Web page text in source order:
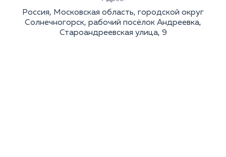
Россия, Московская область, городской округ
Солнечногорск, рабочий посёлок Андреевка,
Староандреевская улица, 9